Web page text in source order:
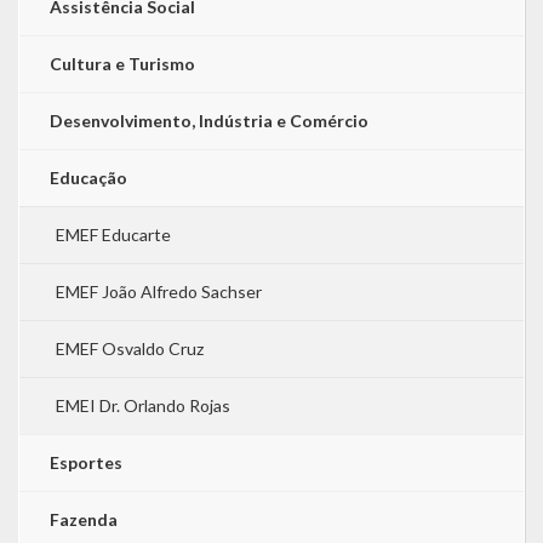
Assistência Social
Cultura e Turismo
Desenvolvimento, Indústria e Comércio
Educação
EMEF Educarte
EMEF João Alfredo Sachser
EMEF Osvaldo Cruz
EMEI Dr. Orlando Rojas
Esportes
Fazenda